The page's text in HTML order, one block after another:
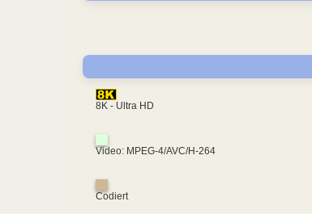
8K - Ultra HD
Video: MPEG-4/AVC/H-264
Codiert